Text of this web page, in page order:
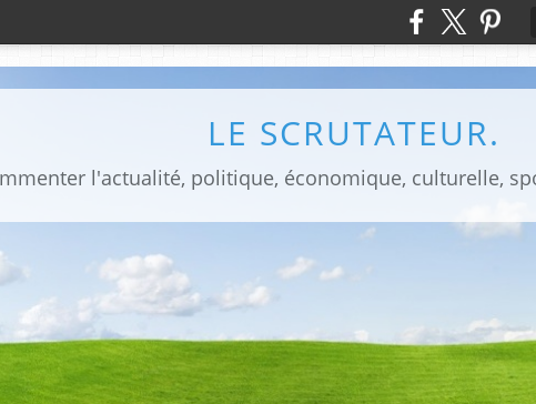
LE SCRUTATEUR.